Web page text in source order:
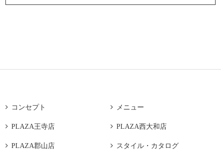
 コンセプト  メニュー
 PLAZA王寺店  PLAZA西大和店
 PLAZA郡山店  スタイル・カタログ